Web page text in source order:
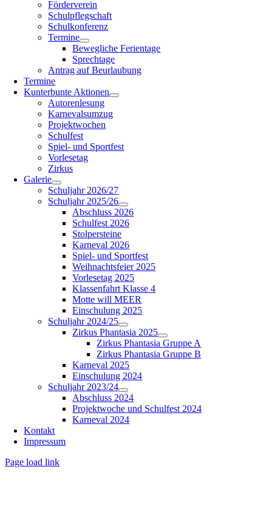
Förderverein
Schulpflegschaft
Schulkonferenz
Termine
Bewegliche Ferientage
Sprechtage
Antrag auf Beurlaubung
Termine
Kunterbunte Aktionen
Autorenlesung
Karnevalsumzug
Projektwochen
Schulfest
Spiel- und Sportfest
Vorlesetag
Zirkus
Galerie
Schuljahr 2026/27
Schuljahr 2025/26
Abschluss 2026
Schulfest 2026
Stolpersteine
Karneval 2026
Spiel- und Sportfest
Weihnachtsfeier 2025
Vorlesetag 2025
Klassenfahrt Klasse 4
Motte will MEER
Einschulung 2025
Schuljahr 2024/25
Zirkus Phantasia 2025
Zirkus Phantasia Gruppe A
Zirkus Phantasia Gruppe B
Karneval 2025
Einschulung 2024
Schuljahr 2023/24
Abschluss 2024
Projektwoche und Schulfest 2024
Karneval 2024
Kontakt
Impressum
Page load link